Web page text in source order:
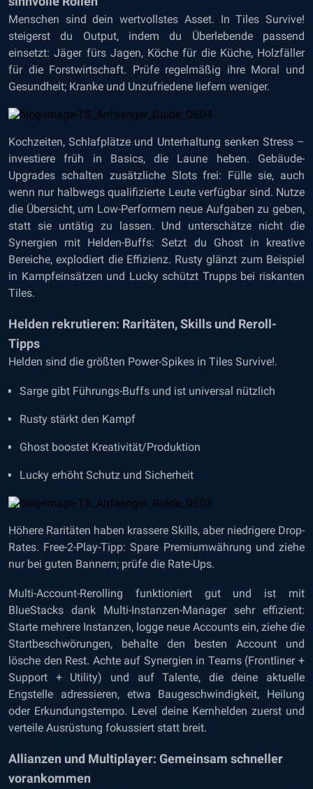
Menschen sind dein wertvollstes Asset. In Tiles Survive!
steigerst du Output, indem du Überlebende passend
einsetzt: Jäger fürs Jagen, Köche für die Küche, Holzfäller
für die Forstwirtschaft. Prüfe regelmäßig ihre Moral und
Gesundheit; Kranke und Unzufriedene liefern weniger.
Kochzeiten, Schlafplätze und Unterhaltung senken Stress –
investiere früh in Basics, die Laune heben. Gebäude-
Upgrades schalten zusätzliche Slots frei: Fülle sie, auch
wenn nur halbwegs qualifizierte Leute verfügbar sind. Nutze
die Übersicht, um Low-Performern neue Aufgaben zu geben,
statt sie untätig zu lassen. Und unterschätze nicht die
Synergien mit Helden-Buffs: Setzt du Ghost in kreative
Bereiche, explodiert die Effizienz. Rusty glänzt zum Beispiel
in Kampfeinsätzen und Lucky schützt Trupps bei riskanten
Tiles.
Helden rekrutieren: Raritäten, Skills und Reroll-
Tipps
Helden sind die größten Power-Spikes in Tiles Survive!.
Sarge gibt Führungs-Buffs und ist universal nützlich
Rusty stärkt den Kampf
Ghost boostet Kreativität/Produktion
Lucky erhöht Schutz und Sicherheit
Höhere Raritäten haben krassere Skills, aber niedrigere Drop-
Rates. Free-2-Play-Tipp: Spare Premiumwährung und ziehe
nur bei guten Bannern; prüfe die Rate-Ups.
Multi-Account-Rerolling funktioniert gut und ist mit
BlueStacks dank Multi-Instanzen-Manager sehr effizient:
Starte mehrere Instanzen, logge neue Accounts ein, ziehe die
Startbeschwörungen, behalte den besten Account und
lösche den Rest. Achte auf Synergien in Teams (Frontliner +
Support + Utility) und auf Talente, die deine aktuelle
Engstelle adressieren, etwa Baugeschwindigkeit, Heilung
oder Erkundungstempo. Level deine Kernhelden zuerst und
verteile Ausrüstung fokussiert statt breit.
Allianzen und Multiplayer: Gemeinsam schneller
vorankommen